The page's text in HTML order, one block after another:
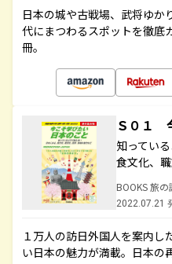
日本の城や古戦場、武将ゆか
代にまつわるスポットを徹底
冊。
Ｓ０１
知ってい
食文化、
BOOKS 旅
2022.07.21
１万人の訪日外国人を案内し
い日本の魅力が満載。日本の